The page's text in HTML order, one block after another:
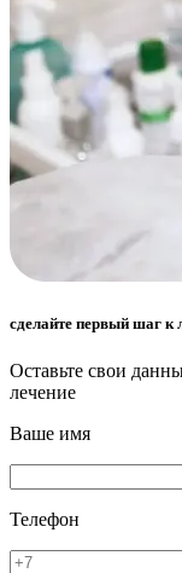
сделайте первый шаг к
Оставьте свои
лечение
Ваше имя
Телефон